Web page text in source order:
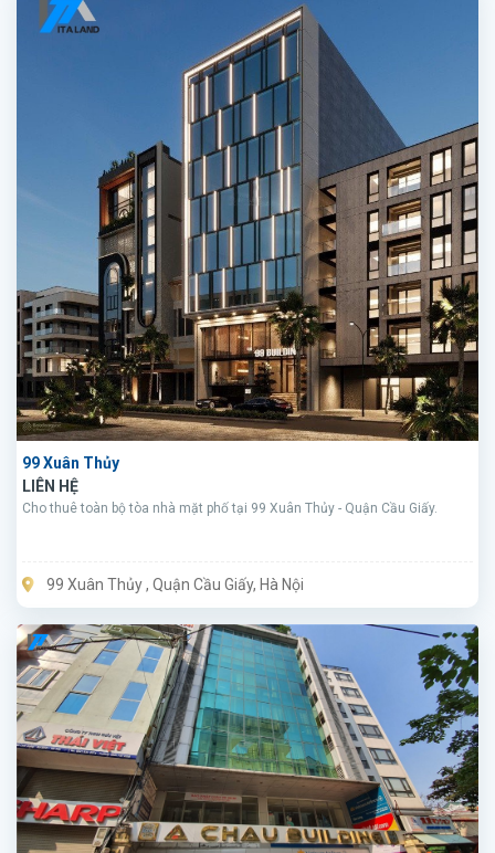
99 Xuân Thủy
LIÊN HỆ
Cho thuê toàn bộ tòa nhà mặt phố tại 99 Xuân Thủy - Quận Cầu Giấy.
99 Xuân Thủy , Quận Cầu Giấy, Hà Nội